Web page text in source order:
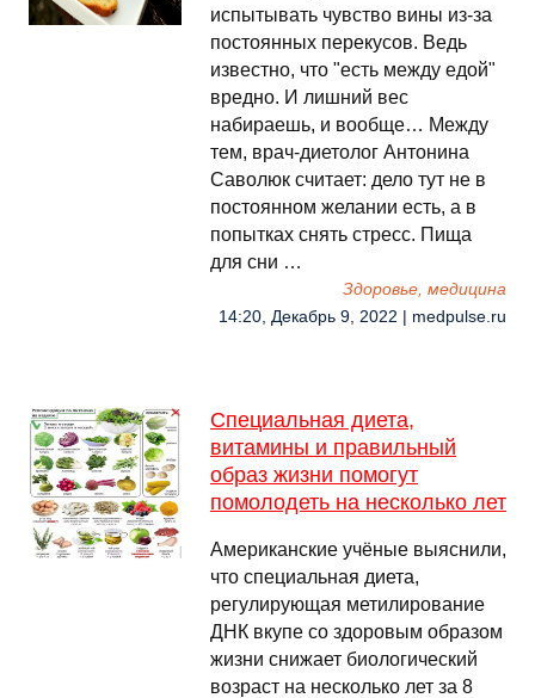
испытывать чувство вины из-за
постоянных перекусов. Ведь
известно, что "есть между едой"
вредно. И лишний вес
набираешь, и вообще… Между
тем, врач-диетолог Антонина
Саволюк считает: дело тут не в
постоянном желании есть, а в
попытках снять стресс. Пища
для сни …
Здоровье, медицина
14:20, Декабрь 9, 2022 | medpulse.ru
Специальная диета,
витамины и правильный
образ жизни помогут
помолодеть на несколько лет
Американские учёные выяснили,
что специальная диета,
регулирующая метилирование
ДНК вкупе со здоровым образом
жизни снижает биологический
возраст на несколько лет за 8